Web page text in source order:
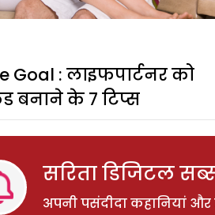
Goal : लाइफपार्टनर को
बनाने के 7 टिप्‍स
सरिता डिजिटल
अपनी पसंदीदा कहानियां और